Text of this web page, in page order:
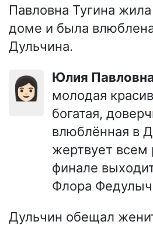
Павловна Тугина
доме и была
Дульчина.
👩🏻 Юлия
молодая
богатая,
влюблённая в
жертвует всем
финале
Флора
Дульчин обещал